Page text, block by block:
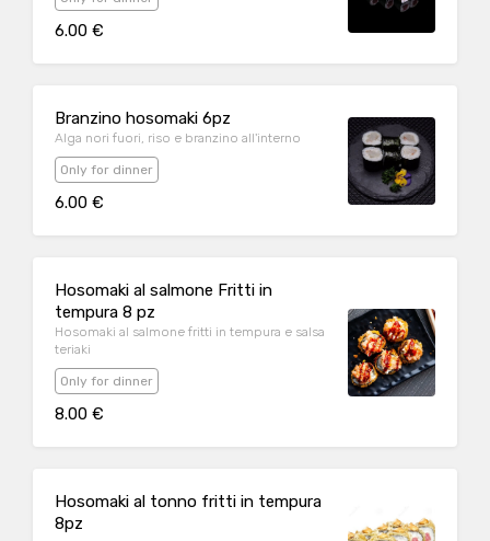
6.00 €
Branzino hosomaki 6pz
Alga nori fuori, riso e branzino all'interno
Only for dinner
6.00 €
Hosomaki al salmone Fritti in
tempura 8 pz
Hosomaki al salmone fritti in tempura e salsa
teriaki
Only for dinner
8.00 €
Hosomaki al tonno fritti in tempura
8pz